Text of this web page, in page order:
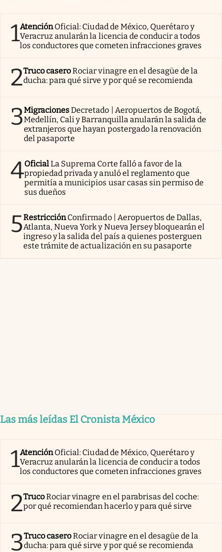
1AtenciónOficial: Ciudad de México, Querétaro y
Veracruz anularán la licencia de conducir a todos
los conductores que cometen infracciones graves
2Truco caseroRociar vinagre en el desagüe de la
ducha: para qué sirve y por qué se recomienda
3MigracionesDecretado | Aeropuertos de Bogotá,
Medellín, Cali y Barranquilla anularán la salida de
extranjeros que hayan postergado la renovación
del pasaporte
4OficialLa Suprema Corte falló a favor de la
propiedad privada y anuló el reglamento que
permitía a municipios usar casas sin permiso de
sus dueños
5RestricciónConfirmado | Aeropuertos de Dallas,
Atlanta, Nueva York y Nueva Jersey bloquearán el
ingreso y la salida del país a quienes posterguen
este trámite de actualización en su pasaporte
Las más leídas El Cronista México
1AtenciónOficial: Ciudad de México, Querétaro y
Veracruz anularán la licencia de conducir a todos
los conductores que cometen infracciones graves
2TrucoRociar vinagre en el parabrisas del coche:
por qué recomiendan hacerlo y para qué sirve
3Truco caseroRociar vinagre en el desagüe de la
ducha: para qué sirve y por qué se recomienda